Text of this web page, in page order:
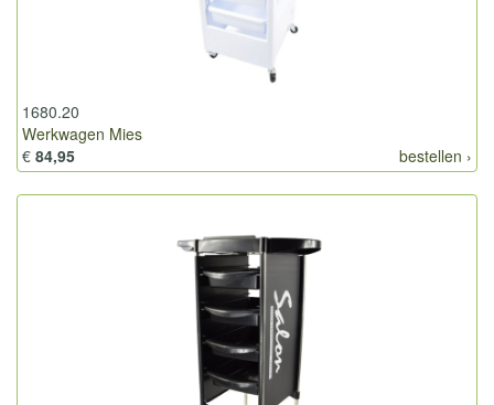
1680.20
Werkwagen Mies
bestellen ›
€ 84,95